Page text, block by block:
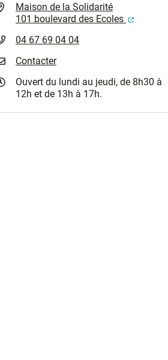
Maison de la Solidarité
101 boulevard des Ecoles
04 67 69 04 04
Contacter
Ouvert du lundi au jeudi, de 8h30 à
12h et de 13h à 17h.